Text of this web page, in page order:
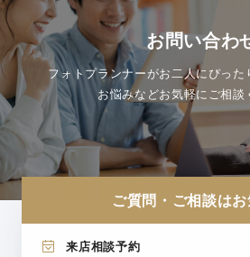
お問い合わ
フォトプランナーがお二人にぴっ
お悩みなどお気軽にご相談
ご質問・ご相談は
来店相談予約